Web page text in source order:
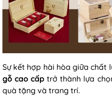
Sự kết hợp hài hòa giữa chất
gỗ cao cấp trở thành lựa
quà tặng và trang trí.